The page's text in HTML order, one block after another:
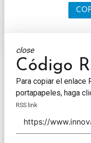
close
Código
Para copiar el enlace
portapapeles, haga
RSS link